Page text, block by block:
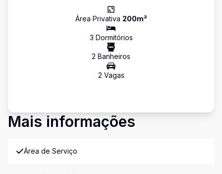
Área Privativa 200m²
3 Dormitórios
2 Banheiros
2 Vagas
Mais informações
Área de Serviço